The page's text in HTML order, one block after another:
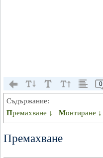
0
Съдържание:
Премахване ↓
Монтиране ↓
Премахване